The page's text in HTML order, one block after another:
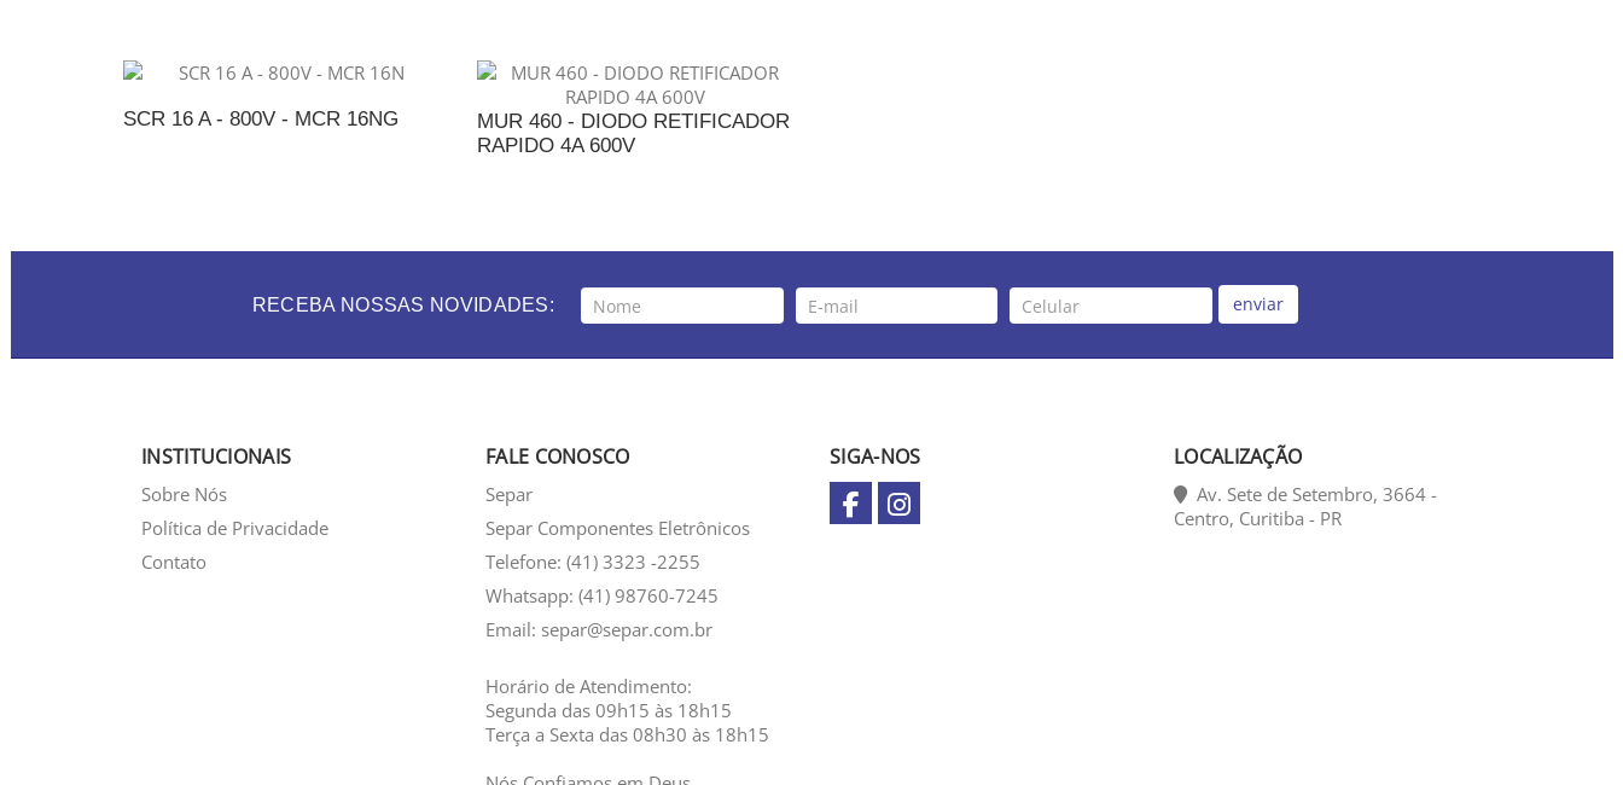
SCR 16 A - 800V - MCR 16NG
MUR 460 - DIODO RETIFICADOR
RAPIDO 4A 600V
RECEBA NOSSAS NOVIDADES: enviar
INSTITUCIONAIS
Sobre Nós
Política de Privacidade
Contato
FALE CONOSCO
Separ
Separ Componentes Eletrônicos
Telefone: (41) 3323 -2255
Whatsapp: (41) 98760-7245
Email: separ@separ.com.br
Horário de Atendimento:
Segunda das 09h15 às 18h15
Terça a Sexta das 08h30 às 18h15
SIGA-NOS LOCALIZAÇÃO
Av. Sete de Setembro, 3664 -
Centro, Curitiba - PR